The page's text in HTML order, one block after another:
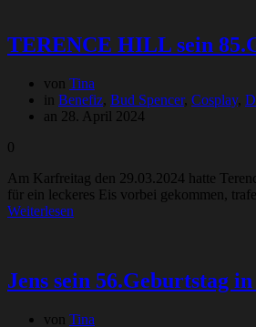
TERENCE HILL sein
von Tina
in Benefiz, Bud Spencer, Cosplay,
an 28. April 2024
0
Am Karfreitag den 29.03.2024 hatte
für ein leckeres Eis vorbei gekommen,
Weiterlesen
Jens sein 56.Geburtstag
von Tina